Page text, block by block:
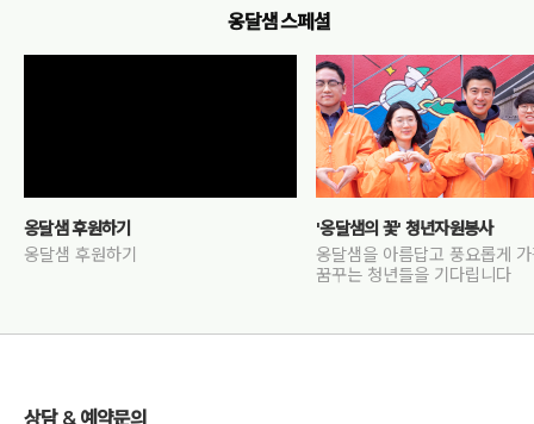
옹달샘 스페셜
옹달샘 후원하기
옹달샘 후원하기
'옹달샘의 꽃' 청년자원봉사
옹달샘을 아름답고 풍요롭게
꿈꾸는 청년들을 기다립니다
상담 & 예약문의